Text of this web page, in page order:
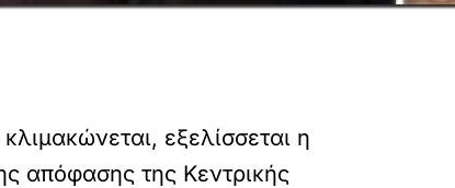
εξελίσσεται η
απόφασης της Κεντρικής